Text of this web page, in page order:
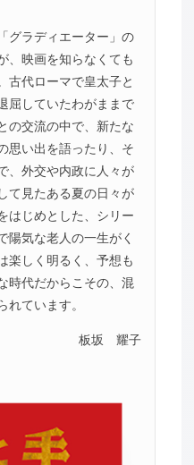
グラディエーター」の
、映画を知らなくても
古代ローマで皇太子と
屈していたわがままで
の交流の中で、新たな
思い出を語ったり、そ
、外交や内政に人々が
て見たある夏の日々が
はじめとした、シリー
陽気な老人の一生がく
楽しく明るく、予想も
時代だからこその、混
れています。
板坂 耀子